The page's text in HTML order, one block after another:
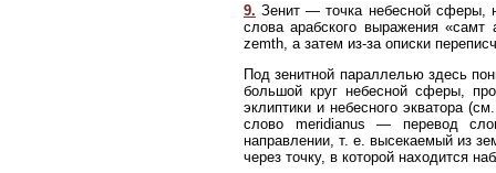
9. Зенит — точка небесной сферы,
слова арабского выражения «самт
zemth, а затем из-за описки
Под зенитной параллелью здесь
большой круг небесной сферы,
эклиптики и небесного экватора
слово meridianus — перевод
направлении, т. е. высекаемый из
через точку, в которой находится